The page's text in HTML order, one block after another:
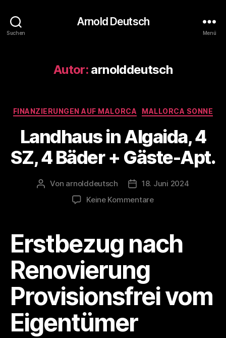
Suchen
Arnold Deutsch
Menü
Autor: arnolddeutsch
Kategorien
FINANZIERUNGEN AUF MALORCA MALLORCA SONNE
Landhaus in Algaida, 4
SZ, 4 Bäder + Gäste-Apt.
Beitragsautor
Von arnolddeutsch Veröffentlichungsdatum
18. Juni 2024
Keine Kommentarezu
Algaida,
4
SZ,
+
Gäste-
Erstbezug nach
Renovierung
Provisionsfrei vom
Eigentümer